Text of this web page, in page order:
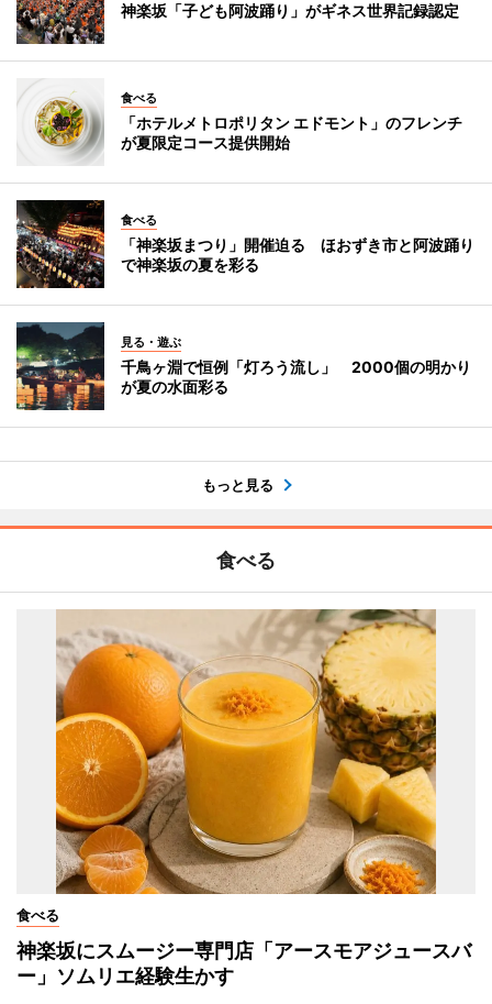
神楽坂「子ども阿波踊り」がギネス世界記録認定
食べる
「ホテルメトロポリタン エドモント」のフレンチ
が夏限定コース提供開始
食べる
「神楽坂まつり」開催迫る ほおずき市と阿波踊り
で神楽坂の夏を彩る
見る・遊ぶ
千鳥ヶ淵で恒例「灯ろう流し」 2000個の明かり
が夏の水面彩る
もっと見る
食べる
食べる
神楽坂にスムージー専門店「アースモアジュースバ
ー」ソムリエ経験生かす